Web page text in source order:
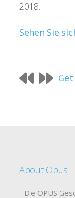
2018.
Sehen Sie
About Opus
Die OPUS